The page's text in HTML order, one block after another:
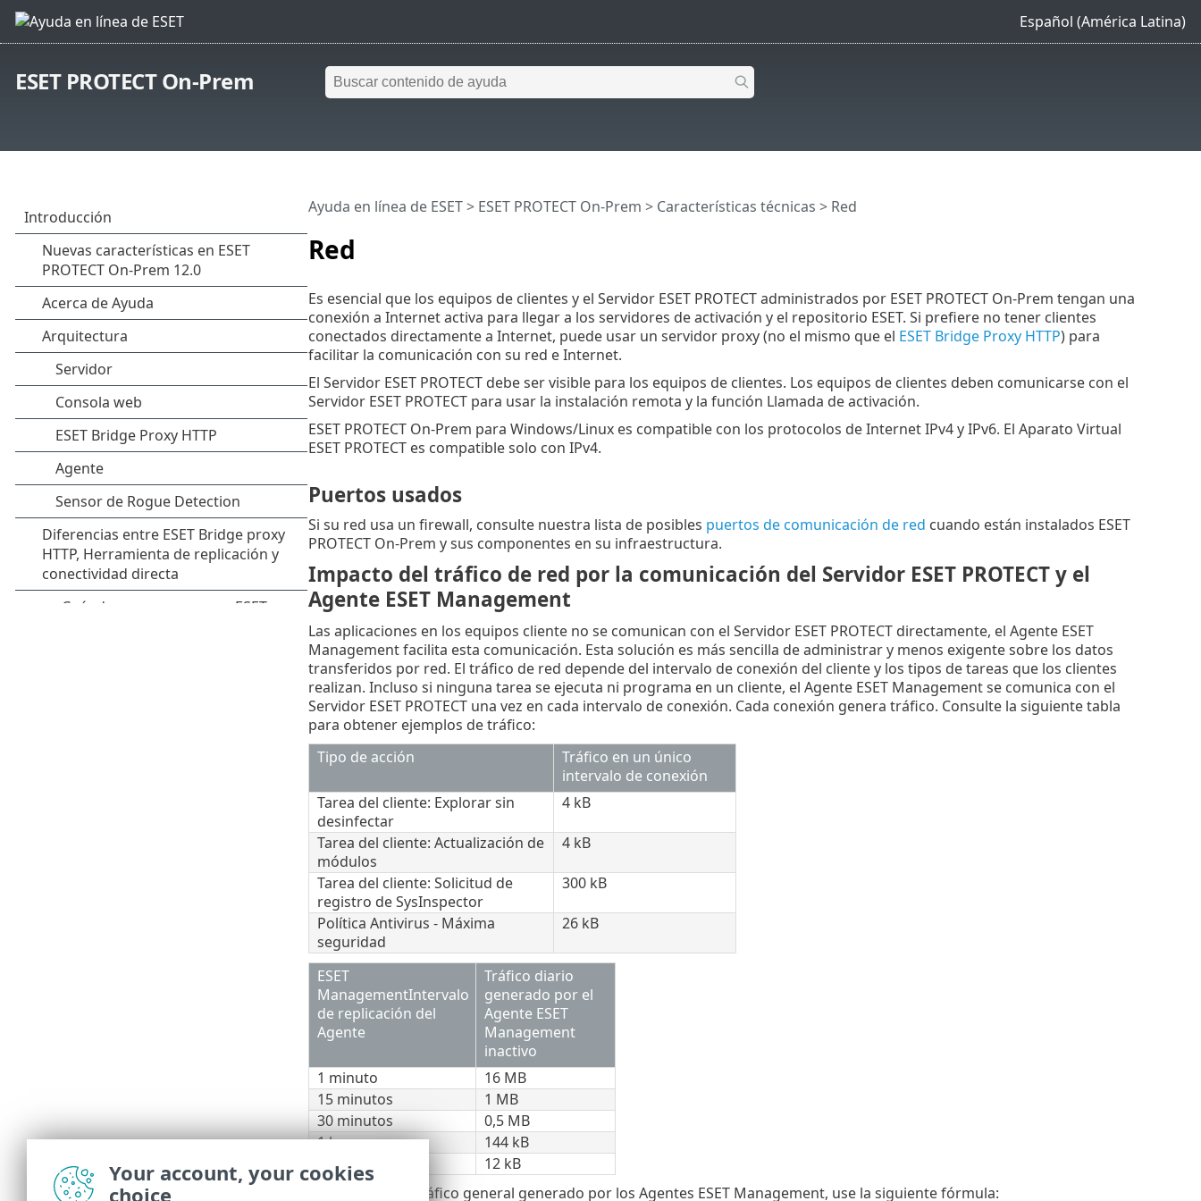
Español (América Latina)
ESET PROTECT On-Prem
Red
Ayuda en línea de ESET> ESET PROTECT On-Prem > Características técnicas > Red
Es esencial que los equipos de clientes y el Servidor ESET PROTECT administrados por ESET PROTECT On-Prem tengan una
conexión a Internet activa para llegar a los servidores de activación y el repositorio ESET. Si prefiere no tener clientes
conectados directamente a Internet, puede usar un servidor proxy (no el mismo que el ESET Bridge Proxy HTTP) para
facilitar la comunicación con su red e Internet.
El Servidor ESET PROTECT debe ser visible para los equipos de clientes. Los equipos de clientes deben comunicarse con el
Servidor ESET PROTECT para usar la instalación remota y la función Llamada de activación.
ESET PROTECT On-Prem para Windows/Linux es compatible con los protocolos de Internet IPv4 y IPv6. El Aparato Virtual
ESET PROTECT es compatible solo con IPv4.
Puertos usados
Si su red usa un firewall, consulte nuestra lista de posibles puertos de comunicación de red cuando están instalados ESET
PROTECT On-Prem y sus componentes en su infraestructura.
Impacto del tráfico de red por la comunicación del Servidor ESET PROTECT y el
Agente ESET Management
Las aplicaciones en los equipos cliente no se comunican con el Servidor ESET PROTECT directamente, el Agente ESET
Management facilita esta comunicación. Esta solución es más sencilla de administrar y menos exigente sobre los datos
transferidos por red. El tráfico de red depende del intervalo de conexión del cliente y los tipos de tareas que los clientes
realizan. Incluso si ninguna tarea se ejecuta ni programa en un cliente, el Agente ESET Management se comunica con el
Servidor ESET PROTECT una vez en cada intervalo de conexión. Cada conexión genera tráfico. Consulte la siguiente tabla
para obtener ejemplos de tráfico:
Tipo de acción
Tráfico en un único
intervalo de conexión
Tarea del cliente: Explorar sin
desinfectar
4 kB
Tarea del cliente: Actualización de
módulos
4 kB
Tarea del cliente: Solicitud de
registro de SysInspector
300 kB
Política Antivirus - Máxima
seguridad
26 kB
ESET
ManagementIntervalo
de replicación del
Agente
Tráfico diario
generado por el
Agente ESET
Management
inactivo
1 minuto
16 MB
15 minutos
1 MB
30 minutos
0,5 MB
1 hora
144 kB
1 día
12 kB
Para calcular el tráfico general generado por los Agentes ESET Management, use la siguiente fórmula:
Your account, your cookies
choice